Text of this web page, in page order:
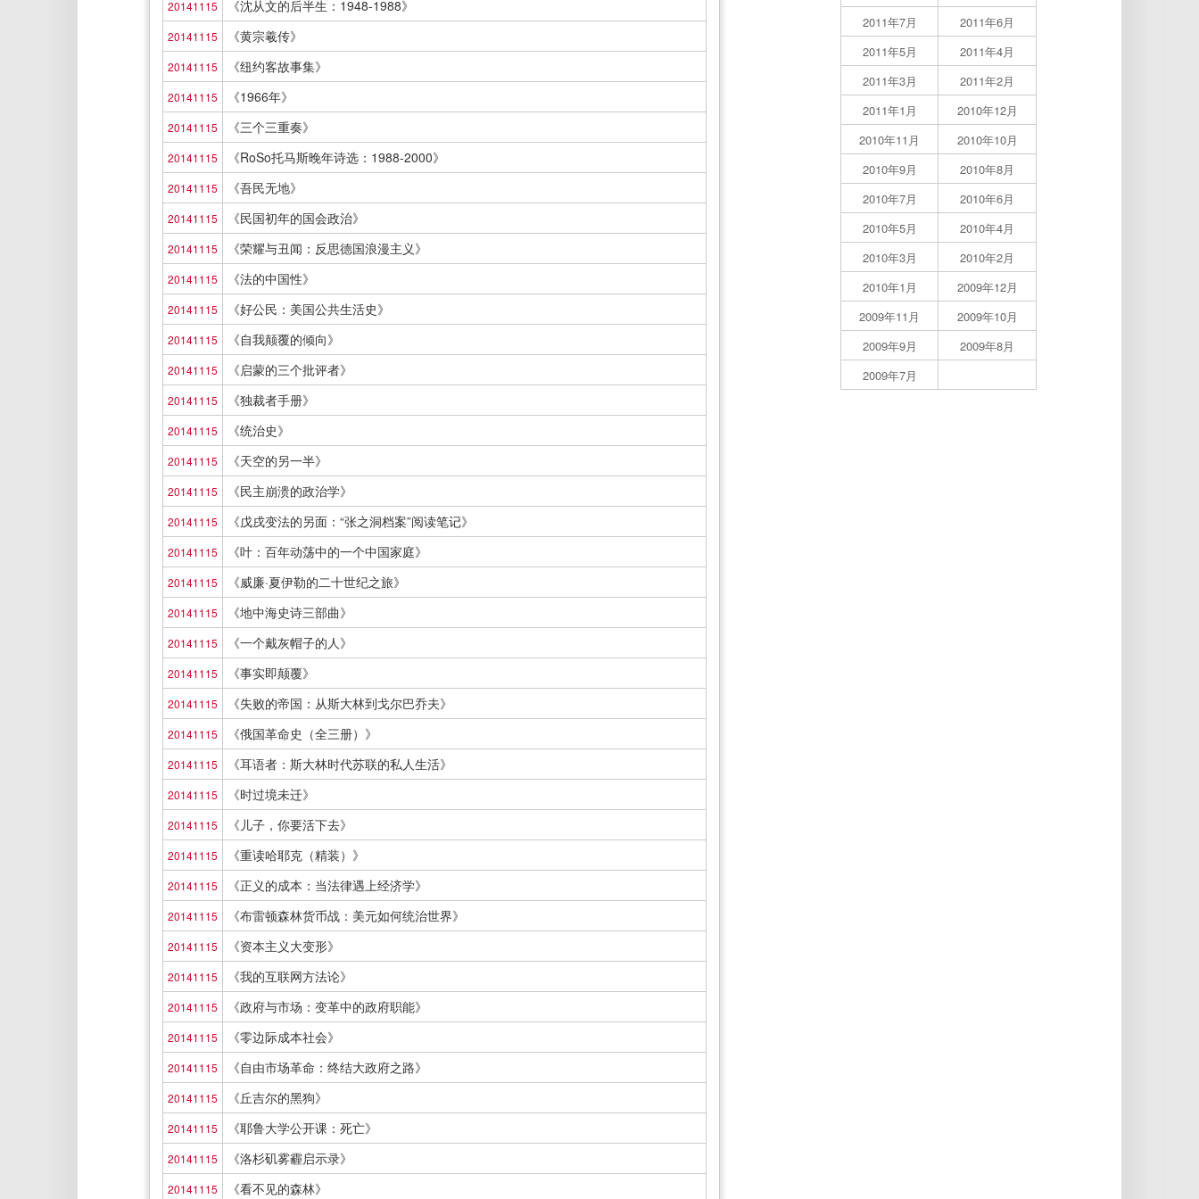
20141115 《沈从文的后半生：1948-1988》
20141115 《黄宗羲传》
20141115 《纽约客故事集》
20141115 《1966年》
20141115 《三个三重奏》
20141115 《RoSo托马斯晚年诗选：1988-2000》
20141115 《吾民无地》
20141115 《民国初年的国会政治》
20141115 《荣耀与丑闻：反思德国浪漫主义》
20141115 《法的中国性》
20141115 《好公民：美国公共生活史》
20141115 《自我颠覆的倾向》
20141115 《启蒙的三个批评者》
20141115 《独裁者手册》
20141115 《统治史》
20141115 《天空的另一半》
20141115 《民主崩溃的政治学》
20141115 《戊戌变法的另面：“张之洞档案”阅读笔记》
20141115 《叶：百年动荡中的一个中国家庭》
20141115 《威廉·夏伊勒的二十世纪之旅》
20141115 《地中海史诗三部曲》
20141115 《一个戴灰帽子的人》
20141115 《事实即颠覆》
20141115 《失败的帝国：从斯大林到戈尔巴乔夫》
20141115 《俄国革命史（全三册）》
20141115 《耳语者：斯大林时代苏联的私人生活》
20141115 《时过境未迁》
20141115 《儿子，你要活下去》
20141115 《重读哈耶克（精装）》
20141115 《正义的成本：当法律遇上经济学》
20141115 《布雷顿森林货币战：美元如何统治世界》
20141115 《资本主义大变形》
20141115 《我的互联网方法论》
20141115 《政府与市场：变革中的政府职能》
20141115 《零边际成本社会》
20141115 《自由市场革命：终结大政府之路》
20141115 《丘吉尔的黑狗》
20141115 《耶鲁大学公开课：死亡》
20141115 《洛杉矶雾霾启示录》
20141115 《看不见的森林》
2011年7月
2011年6月
2011年5月
2011年4月
2011年3月
2011年2月
2011年1月
2010年12月
2010年11月
2010年10月
2010年9月
2010年8月
2010年7月
2010年6月
2010年5月
2010年4月
2010年3月
2010年2月
2010年1月
2009年12月
2009年11月
2009年10月
2009年9月
2009年8月
2009年7月